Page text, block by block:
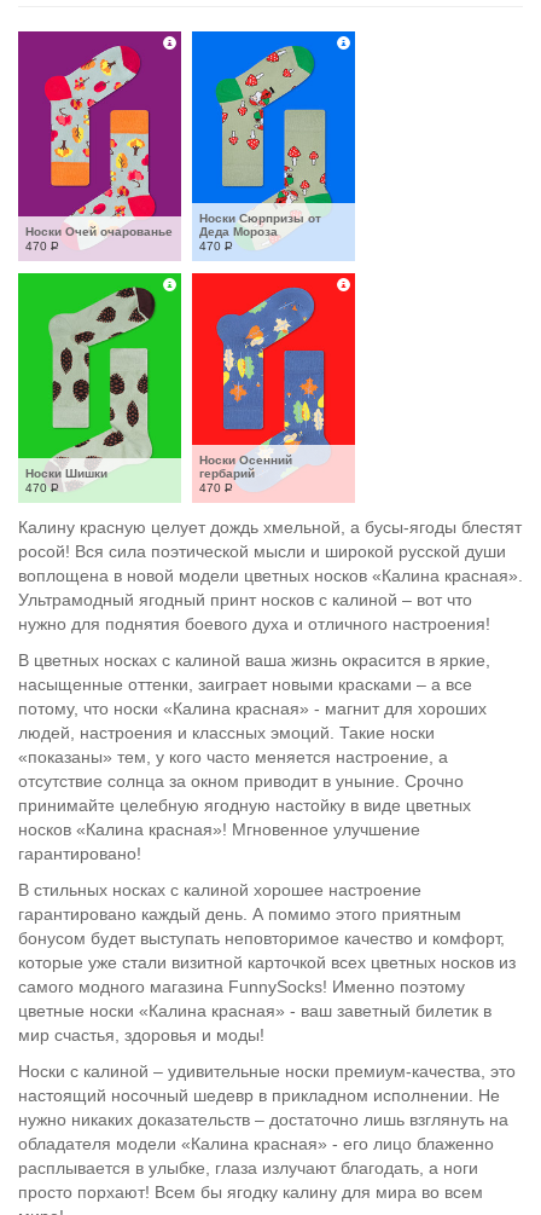
Носки Очей очарованье
470 Р
Носки Сюрпризы от
Деда Мороза
470 Р
Носки Шишки
470 Р
Носки Осенний
гербарий
470 Р
Калину красную целует дождь хмельной, а бусы-ягоды блестят
росой! Вся сила поэтической мысли и широкой русской души
воплощена в новой модели цветных носков «Калина красная».
Ультрамодный ягодный принт носков с калиной – вот что
нужно для поднятия боевого духа и отличного настроения!
В цветных носках с калиной ваша жизнь окрасится в яркие,
насыщенные оттенки, заиграет новыми красками – а все
потому, что носки «Калина красная» - магнит для хороших
людей, настроения и классных эмоций. Такие носки
«показаны» тем, у кого часто меняется настроение, а
отсутствие солнца за окном приводит в уныние. Срочно
принимайте целебную ягодную настойку в виде цветных
носков «Калина красная»! Мгновенное улучшение
гарантировано!
В стильных носках с калиной хорошее настроение
гарантировано каждый день. А помимо этого приятным
бонусом будет выступать неповторимое качество и комфорт,
которые уже стали визитной карточкой всех цветных носков из
самого модного магазина FunnySocks! Именно поэтому
цветные носки «Калина красная» - ваш заветный билетик в
мир счастья, здоровья и моды!
Носки с калиной – удивительные носки премиум-качества, это
настоящий носочный шедевр в прикладном исполнении. Не
нужно никаких доказательств – достаточно лишь взглянуть на
обладателя модели «Калина красная» - его лицо блаженно
расплывается в улыбке, глаза излучают благодать, а ноги
просто порхают! Всем бы ягодку калину для мира во всем